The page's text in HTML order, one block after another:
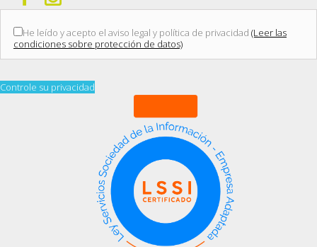
He leído y acepto el aviso legal y política de privacidad (Leer las
condiciones sobre protección de datos)
Controle su privacidad